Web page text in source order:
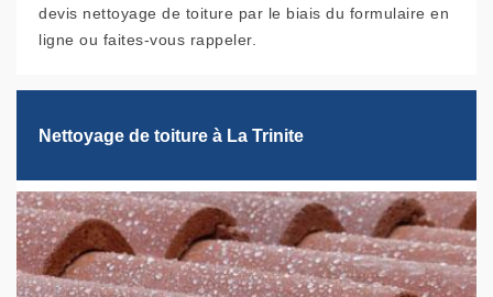
devis nettoyage de toiture par le biais du formulaire en
ligne ou faites-vous rappeler.
Nettoyage de toiture à La Trinite